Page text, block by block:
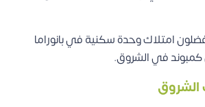
امتلاك وحدة سكنية في بانوراما
كمبوند في الشروق.
الشروق